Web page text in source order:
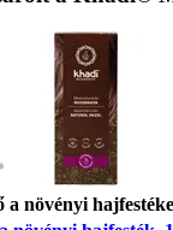
növényi